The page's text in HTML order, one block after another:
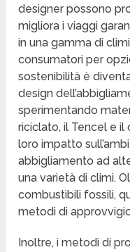
designer possono
migliora i viaggi
in una gamma di
consumatori per
sostenibilità è
design
sperimentando
riciclato, il Tencel e
loro impatto
abbigliamento ad
una varietà di climi.
combustibili fossili,
metodi di
Inoltre, i metodi di